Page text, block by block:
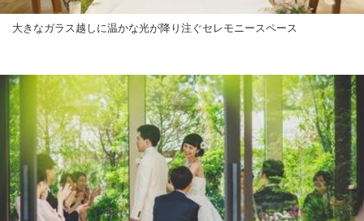
大きなガラス越しに温かな光が降り注ぐセレモニースペース